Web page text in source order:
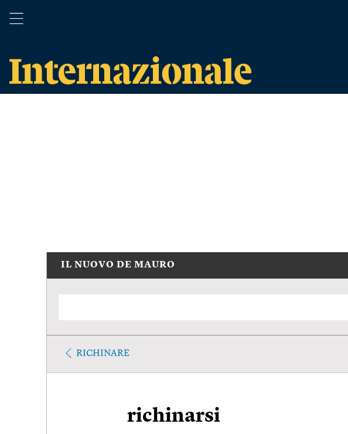
IL NUOVO DE MAURO
RICHINARE
richinarsi